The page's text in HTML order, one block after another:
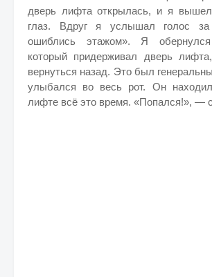
дверь лифта открылась, и я
глаз. Вдруг я услышал голос
ошиблись этажом». Я
который придерживал дверь
вернуться назад. Это был
улыбался во весь рот. Он
лифте всё это время. «Попался!», —